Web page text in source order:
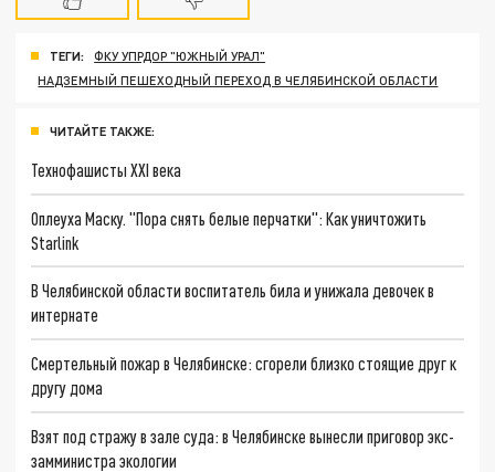
ТЕГИ:
ФКУ УПРДОР "ЮЖНЫЙ УРАЛ"
НАДЗЕМНЫЙ ПЕШЕХОДНЫЙ ПЕРЕХОД В ЧЕЛЯБИНСКОЙ ОБЛАСТИ
ЧИТАЙТЕ ТАКЖЕ:
Технофашисты XXI века
Оплеуха Маску. "Пора снять белые перчатки": Как уничтожить
Starlink
В Челябинской области воспитатель била и унижала девочек в
интернате
Смертельный пожар в Челябинске: сгорели близко стоящие друг к
другу дома
Взят под стражу в зале суда: в Челябинске вынесли приговор экс-
замминистра экологии